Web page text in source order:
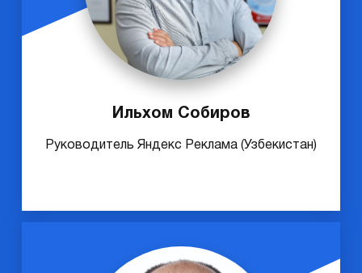
Ильхом Собиров
Руководитель Яндекс Реклама (Узбекистан)